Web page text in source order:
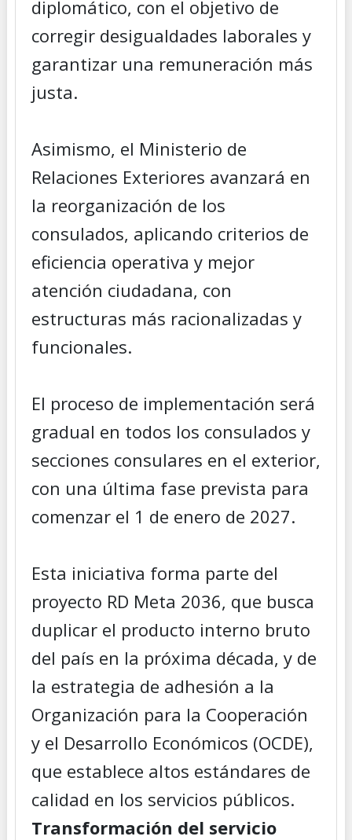
diplomático, con el objetivo de
corregir desigualdades laborales y
garantizar una remuneración más
justa.
Asimismo, el Ministerio de
Relaciones Exteriores avanzará en
la reorganización de los
consulados, aplicando criterios de
eficiencia operativa y mejor
atención ciudadana, con
estructuras más racionalizadas y
funcionales.
El proceso de implementación será
gradual en todos los consulados y
secciones consulares en el exterior,
con una última fase prevista para
comenzar el 1 de enero de 2027.
Esta iniciativa forma parte del
proyecto RD Meta 2036, que busca
duplicar el producto interno bruto
del país en la próxima década, y de
la estrategia de adhesión a la
Organización para la Cooperación
y el Desarrollo Económicos (OCDE),
que establece altos estándares de
calidad en los servicios públicos.
Transformación del servicio